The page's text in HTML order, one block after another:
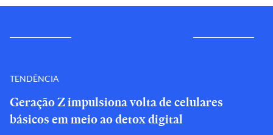
TENDÊNCIA
Geração Z impulsiona volta de celulares
básicos em meio ao detox digital